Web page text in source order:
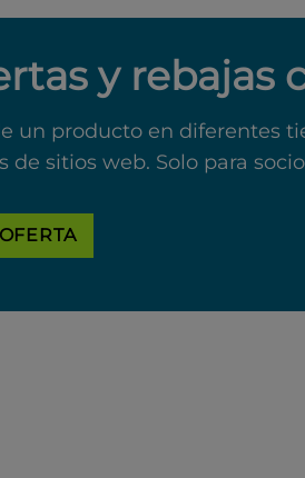
y rebajas
un producto en diferentes
sitios web. Solo para